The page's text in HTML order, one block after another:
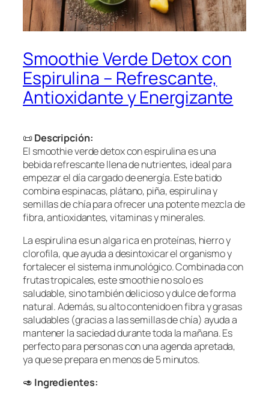
Smoothie Verde Detox con
Espirulina – Refrescante,
Antioxidante y Energizante
📜Descripción:
El smoothie verde detox con espirulina es una
bebida refrescante llena de nutrientes, ideal para
empezar el día cargado de energía. Este batido
combina espinacas, plátano, piña, espirulina y
semillas de chía para ofrecer una potente mezcla de
fibra, antioxidantes, vitaminas y minerales.
La espirulina es un alga rica en proteínas, hierro y
clorofila, que ayuda a desintoxicar el organismo y
fortalecer el sistema inmunológico. Combinada con
frutas tropicales, este smoothie no solo es
saludable, sino también delicioso y dulce de forma
natural. Además, su alto contenido en fibra y grasas
saludables (gracias a las semillas de chía) ayuda a
mantener la saciedad durante toda la mañana. Es
perfecto para personas con una agenda apretada,
ya que se prepara en menos de 5 minutos.
🥑 Ingredientes: